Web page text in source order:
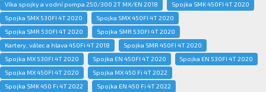
Víka spojky a vodní pumpa 250/300 2T MX/EN 2018
Spojka SMK 450FI 4T 2020
Spojka SMX 530FI 4T 2020
Spojka SMX 450FI 4T 2020
Spojka SMR 530FI 4T 2020
Spojka SMR 530FI 4T 2020
Kartery, válec a hlava 450Fi 4T 2018
Spojka SMR 450FI 4T 2020
Spojka MX 530FI 4T 2020
Spojka EN 450FI 4T 2020
Spojka EN 530FI 4T 2020
Spojka MX 450FI 4T 2020
Spojka MX 450 Fi 4T 2022
Spojka SMK 450 Fi 4T 2022
Spojka EN 450 Fi 4T 2022